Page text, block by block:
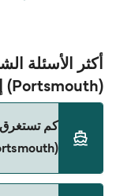
أكثر الأسئلة
(Portsmouth) إلى سان مالو (St Malo)
كم تستغرق
(Portsmouth) إلى سان مالو (St Malo)؟